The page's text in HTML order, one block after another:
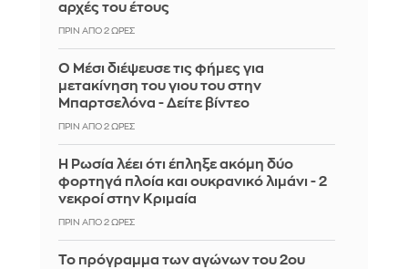
αρχές του έτους
ΠΡΙΝ ΑΠΌ 2 ΏΡΕΣ
Ο Μέσι διέψευσε τις φήμες για
μετακίνηση του γιου του στην
Μπαρτσελόνα - Δείτε βίντεο
ΠΡΙΝ ΑΠΌ 2 ΏΡΕΣ
Η Ρωσία λέει ότι έπληξε ακόμη δύο
φορτηγά πλοία και ουκρανικό λιμάνι - 2
νεκροί στην Κριμαία
ΠΡΙΝ ΑΠΌ 2 ΏΡΕΣ
Το πρόγραμμα των αγώνων του 2ου